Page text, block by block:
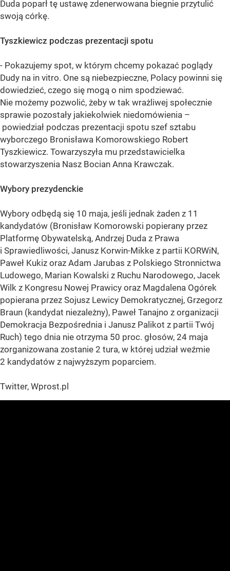
Duda poparł tę ustawę zdenerwowana biegnie przytulić
swoją córkę.
Tyszkiewicz podczas prezentacji spotu
- Pokazujemy spot, w którym chcemy pokazać poglądy
Dudy na in vitro. One są niebezpieczne, Polacy powinni się
dowiedzieć, czego się mogą o nim spodziewać.
Nie możemy pozwolić, żeby w tak wrażliwej społecznie
sprawie pozostały jakiekolwiek niedomówienia –
powiedział podczas prezentacji spotu szef sztabu
wyborczego Bronisława Komorowskiego Robert
Tyszkiewicz. Towarzyszyła mu przedstawicielka
stowarzyszenia Nasz Bocian Anna Krawczak.
Wybory prezydenckie
Wybory odbędą się 10 maja, jeśli jednak żaden z 11
kandydatów (Bronisław Komorowski popierany przez
Platformę Obywatelską, Andrzej Duda z Prawa
i Sprawiedliwości, Janusz Korwin-Mikke z partii KORWiN,
Paweł Kukiz oraz Adam Jarubas z Polskiego Stronnictwa
Ludowego, Marian Kowalski z Ruchu Narodowego, Jacek
Wilk z Kongresu Nowej Prawicy oraz Magdalena Ogórek
popierana przez Sojusz Lewicy Demokratycznej, Grzegorz
Braun (kandydat niezależny), Paweł Tanajno z organizacji
Demokracja Bezpośrednia i Janusz Palikot z partii Twój
Ruch) tego dnia nie otrzyma 50 proc. głosów, 24 maja
zorganizowana zostanie 2 tura, w której udział weźmie
2 kandydatów z najwyższym poparciem.
Twitter, Wprost.pl